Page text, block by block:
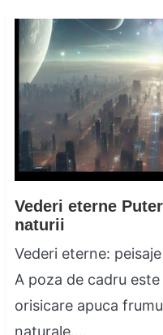
Vederi eterne
naturii
Vederi eterne:
A poza de cadru
orisicare apuca
naturale….